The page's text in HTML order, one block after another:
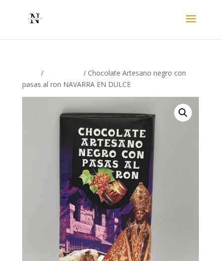
/
/ Chocolate Artesano negro con
pasas al ron NAVARRA EN DULCE